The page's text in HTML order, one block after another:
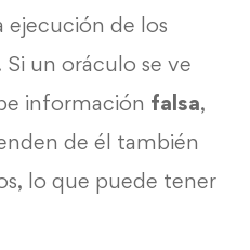
ejecución de los
un oráculo se ve
información falsa,
de él también
lo que puede tener